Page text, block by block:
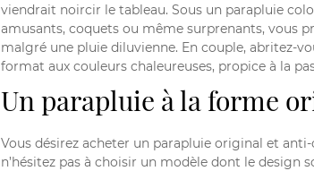
viendrait noircir le tableau. Sous un parapluie
amusants, coquets ou même surprenants, vous
malgré une pluie diluvienne. En couple, abritez-
format aux couleurs chaleureuses, propice à la
Un parapluie à la forme
Vous désirez acheter un parapluie original et
n’hésitez pas à choisir un modèle dont le design